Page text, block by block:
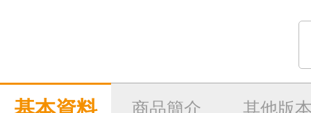
商品簡介
其他版